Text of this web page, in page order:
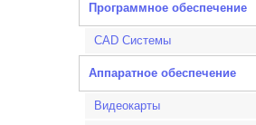
Программное обеспечение
CAD Системы
Аппаратное обеспечение
Видеокарты